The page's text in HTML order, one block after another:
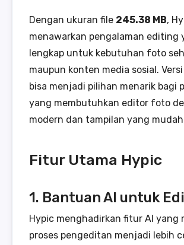
Dengan ukuran file 245.38 MB,
menawarkan pengalaman editing
lengkap untuk kebutuhan foto
maupun konten media sosial. Versi
bisa menjadi pilihan menarik bagi
yang membutuhkan editor foto
modern dan tampilan yang
Fitur Utama Hypic
1. Bantuan AI untuk
Hypic menghadirkan fitur AI yang
proses pengeditan menjadi lebih